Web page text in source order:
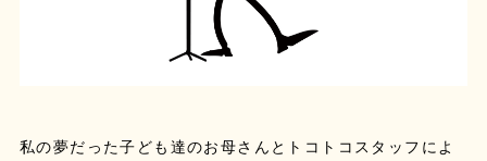
私の夢だった子ども達のお母さんとトコトコスタッフによ